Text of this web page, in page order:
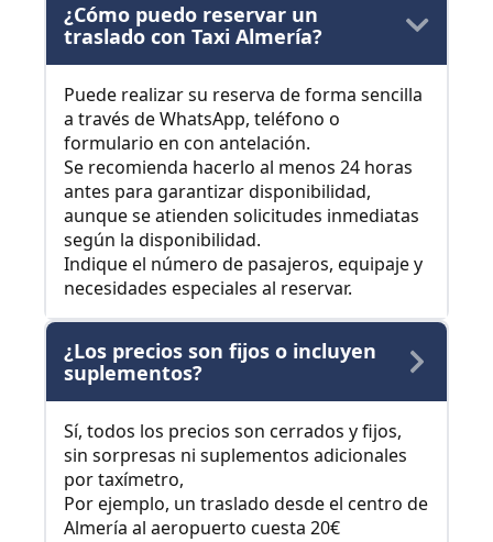
¿Cómo puedo reservar un
traslado con Taxi Almería?
Puede realizar su reserva de forma sencilla
a través de WhatsApp, teléfono o
formulario en con antelación.
Se recomienda hacerlo al menos 24 horas
antes para garantizar disponibilidad,
aunque se atienden solicitudes inmediatas
según la disponibilidad.
Indique el número de pasajeros, equipaje y
necesidades especiales al reservar.
¿Los precios son fijos o incluyen
suplementos?
Sí, todos los precios son cerrados y fijos,
sin sorpresas ni suplementos adicionales
por taxímetro,
Por ejemplo, un traslado desde el centro de
Almería al aeropuerto cuesta 20€